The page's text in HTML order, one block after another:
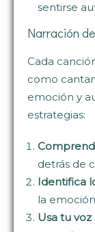
sentirse
Narración
Cada
como
emoción y
estrategias:
detrás de
Identifica
la
Usa tu